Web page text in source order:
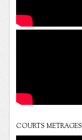
COURTS METRAGES